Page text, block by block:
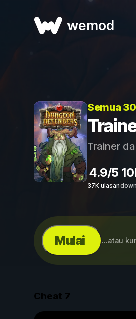
wemod
Semua
Trainer
4.9/5
37K ulasan
Mulai ...atau
Cheat 7